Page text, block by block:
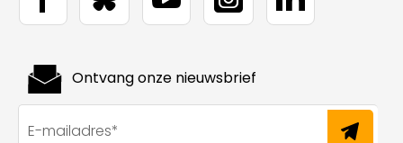
Ontvang onze nieuwsbrief